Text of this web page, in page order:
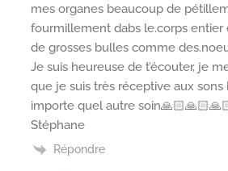
mes organes beaucoup de
fourmillement dabs le.corps entier
de grosses bulles comme
Je suis heureuse de t’écouter, je
que je suis très réceptive aux sons
importe quel autre
Stéphane
Répondre